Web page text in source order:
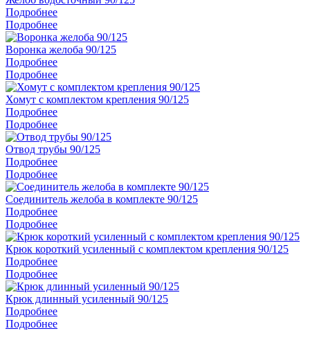
Подробнее
Подробнее
Воронка желоба 90/125
Подробнее
Подробнее
Хомут с комплектом крепления 90/125
Подробнее
Подробнее
Отвод трубы 90/125
Подробнее
Подробнее
Соединитель желоба в комплекте 90/125
Подробнее
Подробнее
Крюк короткий усиленный с комплектом крепления 90/125
Подробнее
Подробнее
Крюк длинный усиленный 90/125
Подробнее
Подробнее